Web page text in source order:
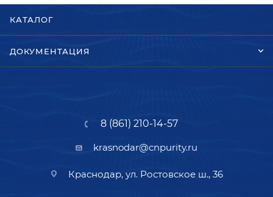
КАТАЛОГ
ДОКУМЕНТАЦИЯ
8 (861) 210-14-57
krasnodar@cnpurity.ru
Краснодар, ул. Ростовское ш., 36